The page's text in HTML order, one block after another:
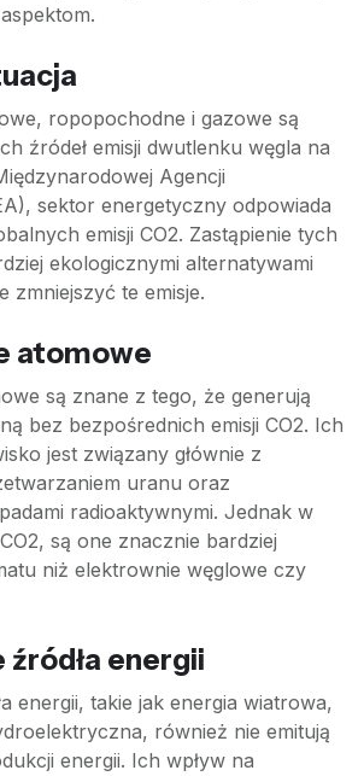
ropopochodne i gazowe są
źródeł emisji dwutlenku węgla na
Agencji
sektor energetyczny odpowiada
emisji CO2. Zastąpienie tych
ekologicznymi alternatywami
zmniejszyć te emisje.
atomowe
są znane z tego, że generują
bez bezpośrednich emisji CO2. Ich
jest związany głównie z
uranu oraz
radioaktywnymi. Jednak w
są one znacznie bardziej
niż elektrownie węglowe czy
źródła energii
energii, takie jak energia wiatrowa,
również nie emitują
energii. Ich wpływ na